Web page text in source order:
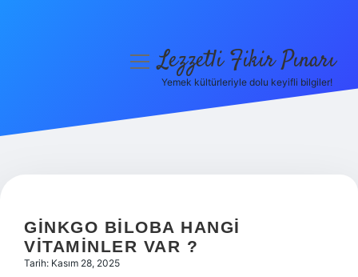
Hakkımızda
menüyüLezzetli Fikir Pınarı
Yemek kültürleriyle dolu keyifli bilgiler!
GINKGO BILOBA HANGI
VITAMINLER VAR ?
Tarih: Kasım 28, 2025